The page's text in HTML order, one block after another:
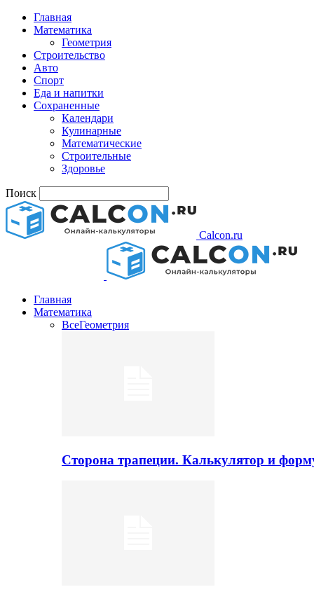
Главная
Математика
Геометрия
Строительство
Авто
Спорт
Еда и напитки
Сохраненные
Календари
Кулинарные
Математические
Строительные
Здоровье
Поиск
Calcon.ru
Главная
Математика
ВсеГеометрия
Сторона трапеции. Калькулятор и